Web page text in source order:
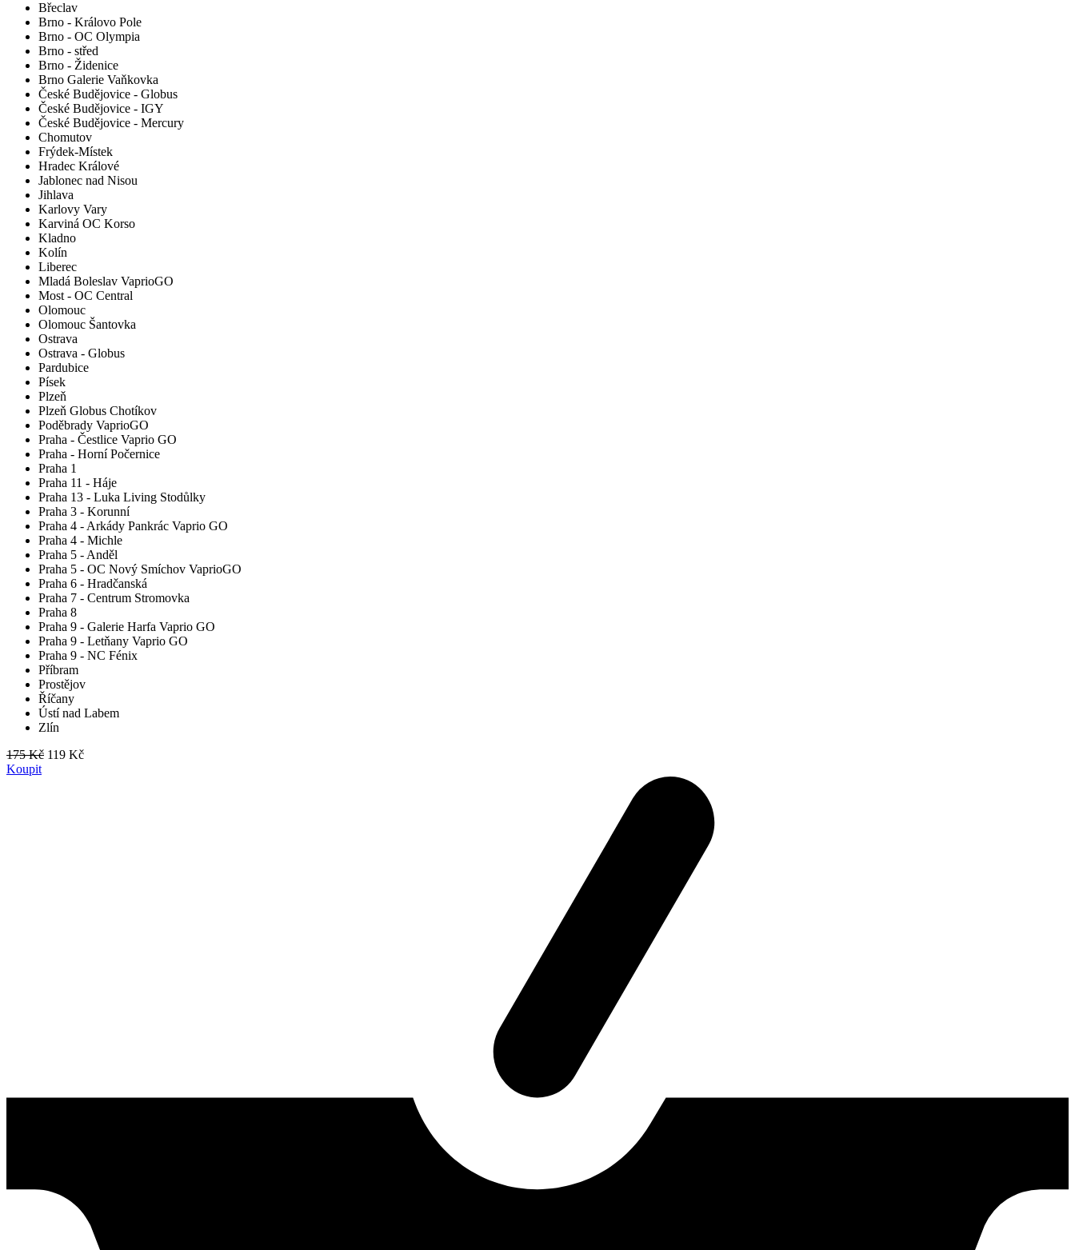
Břeclav
Brno - Královo Pole
Brno - OC Olympia
Brno - střed
Brno - Židenice
Brno Galerie Vaňkovka
České Budějovice - Globus
České Budějovice - IGY
České Budějovice - Mercury
Chomutov
Frýdek-Místek
Hradec Králové
Jablonec nad Nisou
Jihlava
Karlovy Vary
Karviná OC Korso
Kladno
Kolín
Liberec
Mladá Boleslav VaprioGO
Most - OC Central
Olomouc
Olomouc Šantovka
Ostrava
Ostrava - Globus
Pardubice
Písek
Plzeň
Plzeň Globus Chotíkov
Poděbrady VaprioGO
Praha - Čestlice Vaprio GO
Praha - Horní Počernice
Praha 1
Praha 11 - Háje
Praha 13 - Luka Living Stodůlky
Praha 3 - Korunní
Praha 4 - Arkády Pankrác Vaprio GO
Praha 4 - Michle
Praha 5 - Anděl
Praha 5 - OC Nový Smíchov VaprioGO
Praha 6 - Hradčanská
Praha 7 - Centrum Stromovka
Praha 8
Praha 9 - Galerie Harfa Vaprio GO
Praha 9 - Letňany Vaprio GO
Praha 9 - NC Fénix
Příbram
Prostějov
Říčany
Ústí nad Labem
Zlín
175 Kč 119 Kč
Koupit